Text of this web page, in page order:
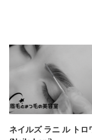
ネイルズ ラニ ル トロ